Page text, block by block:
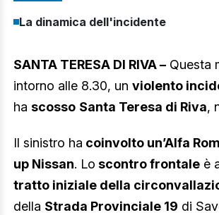
La dinamica dell'incidente
SANTA TERESA DI RIVA – Questa
intorno alle 8.30, un violento
ha scosso Santa Teresa di Riva,
Il sinistro ha coinvolto un’Alfa
up Nissan. Lo scontro frontale è
tratto iniziale della
della Strada Provinciale 19 di